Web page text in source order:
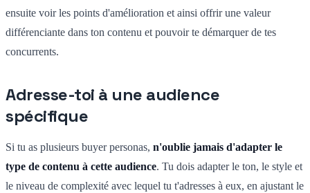
ensuite voir les points d'amélioration et ainsi offrir une valeur
différenciante dans ton contenu et pouvoir te démarquer de tes
concurrents.
Adresse-toi à une audience
spécifique
Si tu as plusieurs buyer personas, n'oublie jamais d'adapter le
type de contenu à cette audience. Tu dois adapter le ton, le style et
le niveau de complexité avec lequel tu t'adresses à eux, en ajustant le